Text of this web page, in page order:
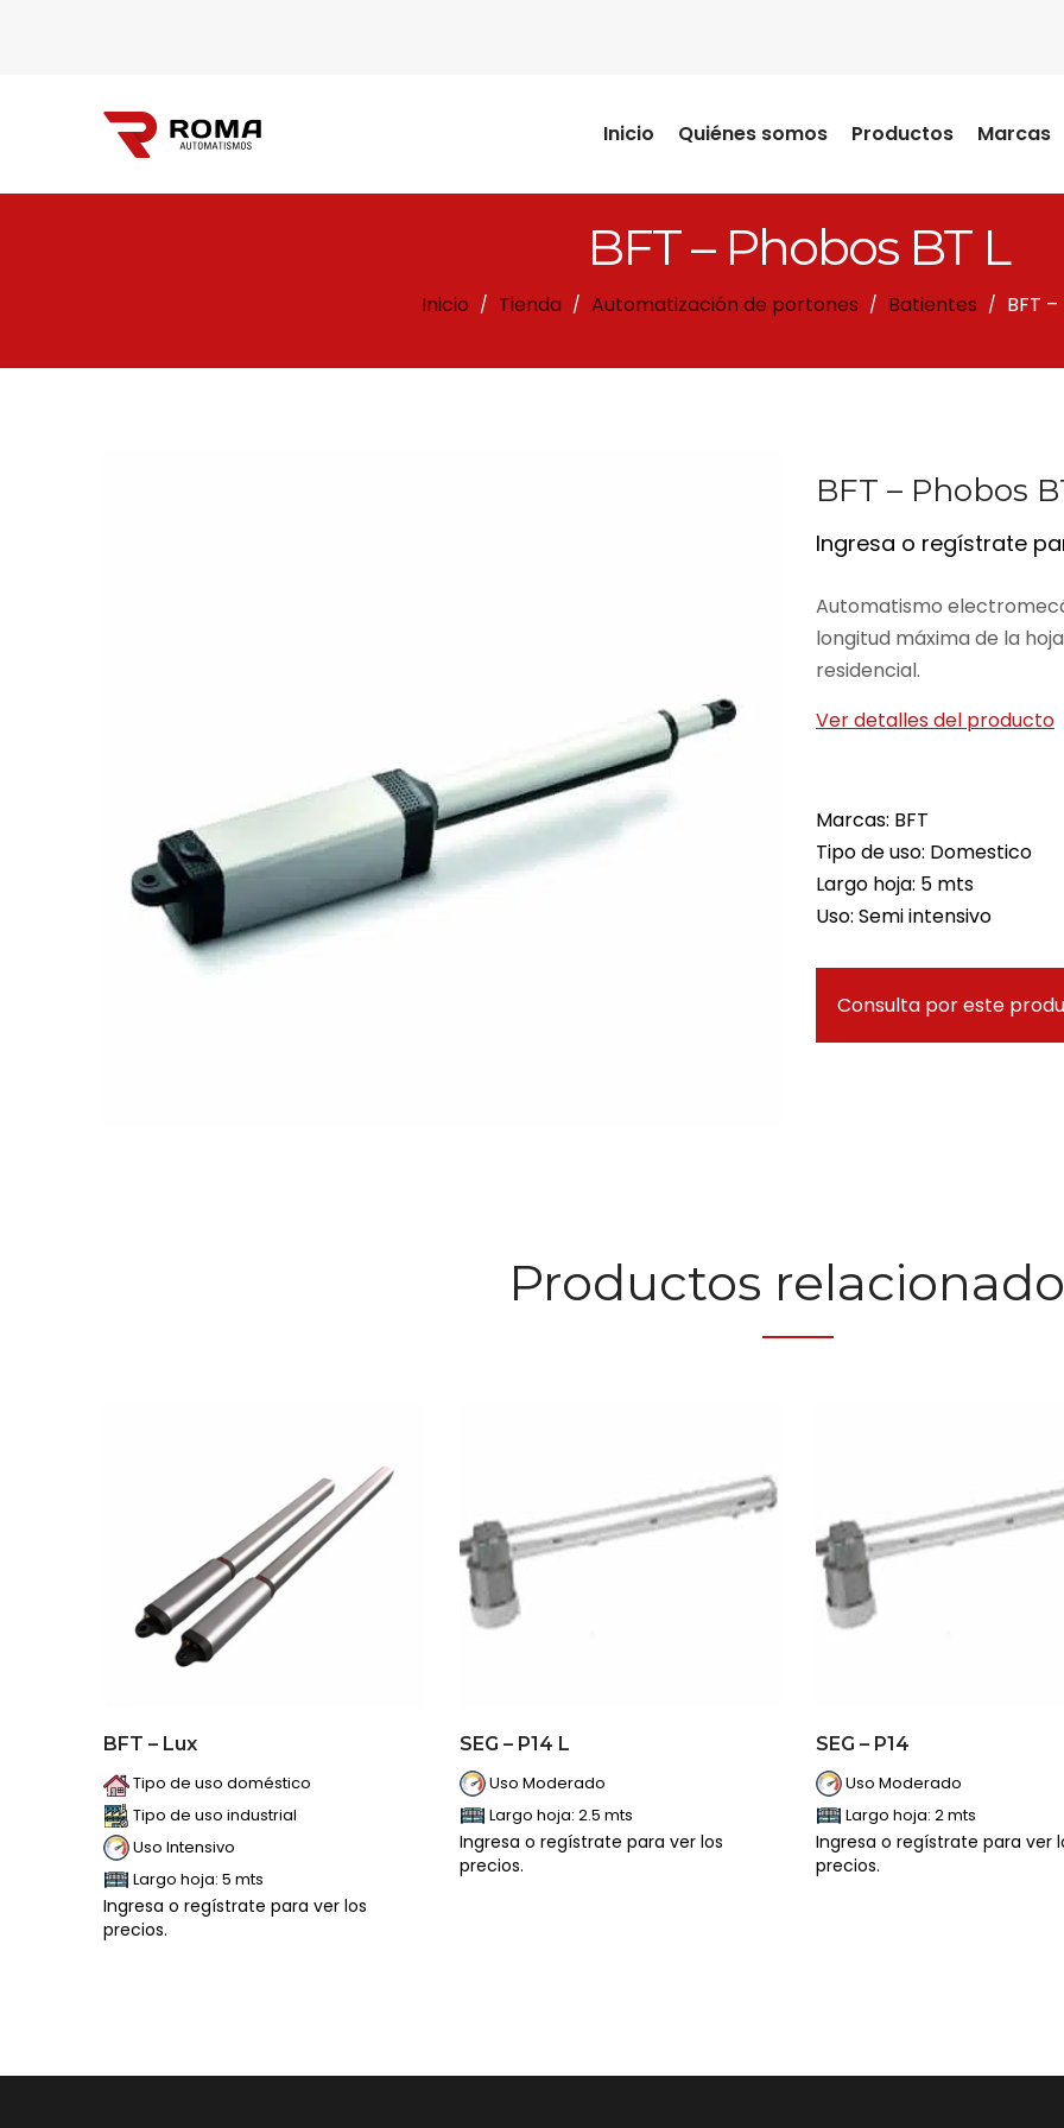
Roma
Inicio Quiénes somos Productos Marcas
BFT – Phobos BT L
Inicio / Tienda / Automatización de portones / Batientes / BFT
BFT – Phobos
Ingresa o regístrate
Automatismo
longitud máxima de la
residencial.
Ver detalles del producto
Marcas: BFT
Tipo de uso: Domestico
Largo hoja: 5 mts
Uso: Semi intensivo
Consulta por este
Productos
BFT – Lux
Tipo de uso doméstico
Tipo de uso industrial
Uso Intensivo
Largo hoja: 5 mts
Ingresa o regístrate para ver los
precios.
SEG – P14 L
Uso Moderado
Largo hoja: 2.5 mts
Ingresa o regístrate para ver los
precios.
SEG – P14
Uso Moderado
Largo hoja: 2 mts
Ingresa o regístrate para ver
precios.